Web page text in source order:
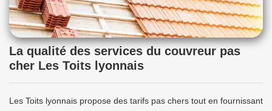
La qualité des services du couvreur pas
cher Les Toits lyonnais
Les Toits lyonnais propose des tarifs pas chers tout en fournissant